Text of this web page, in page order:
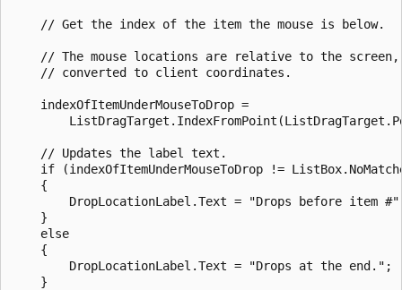
    // Get the index of the item the mouse is below.
// The mouse locations are relative to the
    // converted to client coordinates.
    indexOfItemUnderMouseToDrop =
    // Updates the label text.
if (indexOfItemUnderMouseToDrop !=
    {
DropLocationLabel.Text = "Drops before item
    }
    else
    {
        DropLocationLabel.Text = "Drops at the end.";
    }